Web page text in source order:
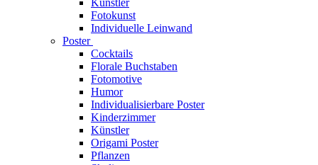
Künstler
Fotokunst
Individuelle Leinwand
Poster
Cocktails
Florale Buchstaben
Fotomotive
Humor
Individualisierbare Poster
Kinderzimmer
Künstler
Origami Poster
Pflanzen